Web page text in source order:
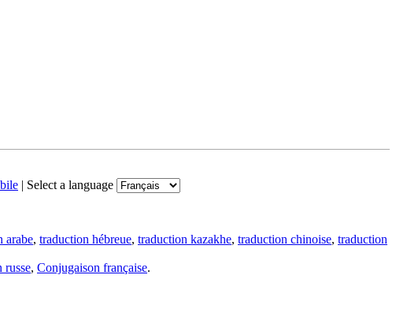
| Select a language
arabe, traduction hébreue, traduction kazakhe, traduction chinoise, traduction
russe, Conjugaison française.